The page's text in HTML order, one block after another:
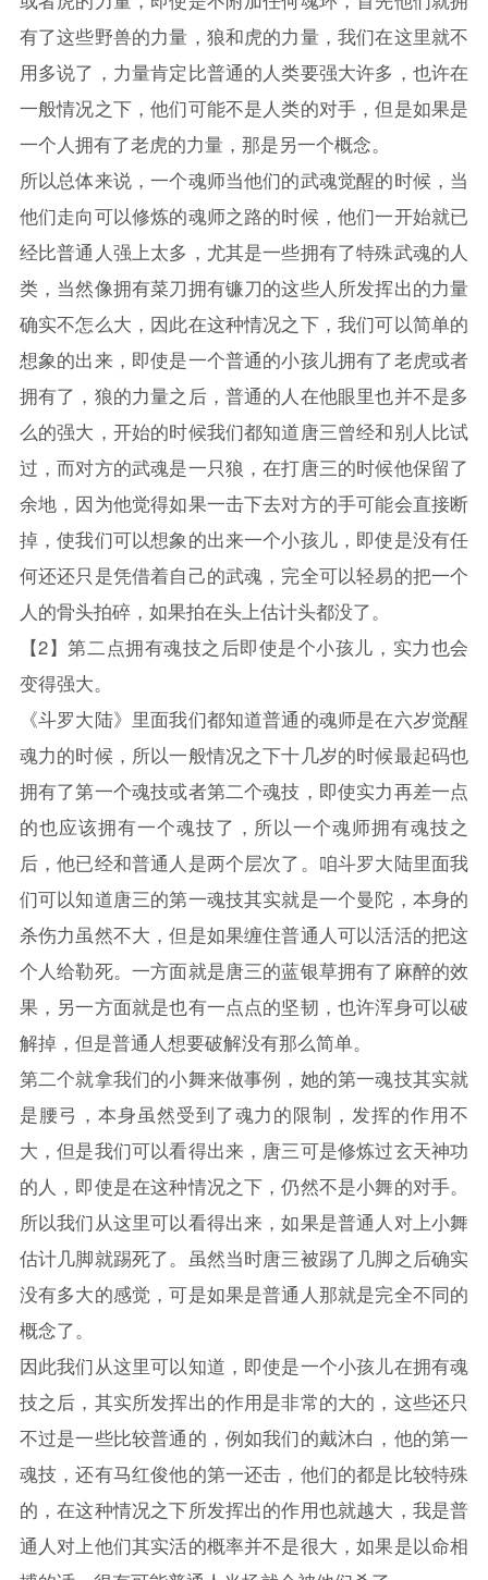
有了这些野兽的力量，狼和虎的力量，我们在这里就不
用多说了，力量肯定比普通的人类要强大许多，也许在
一般情况之下，他们可能不是人类的对手，但是如果是
一个人拥有了老虎的力量，那是另一个概念。
所以总体来说，一个魂师当他们的武魂觉醒的时候，当
他们走向可以修炼的魂师之路的时候，他们一开始就已
经比普通人强上太多，尤其是一些拥有了特殊武魂的人
类，当然像拥有菜刀拥有镰刀的这些人所发挥出的力量
确实不怎么大，因此在这种情况之下，我们可以简单的
想象的出来，即使是一个普通的小孩儿拥有了老虎或者
拥有了，狼的力量之后，普通的人在他眼里也并不是多
么的强大，开始的时候我们都知道唐三曾经和别人比试
过，而对方的武魂是一只狼，在打唐三的时候他保留了
余地，因为他觉得如果一击下去对方的手可能会直接断
掉，使我们可以想象的出来一个小孩儿，即使是没有任
何还还只是凭借着自己的武魂，完全可以轻易的把一个
人的骨头拍碎，如果拍在头上估计头都没了。
【2】第二点拥有魂技之后即使是个小孩儿，实力也会
变得强大。
《斗罗大陆》里面我们都知道普通的魂师是在六岁觉醒
魂力的时候，所以一般情况之下十几岁的时候最起码也
拥有了第一个魂技或者第二个魂技，即使实力再差一点
的也应该拥有一个魂技了，所以一个魂师拥有魂技之
后，他已经和普通人是两个层次了。咱斗罗大陆里面我
们可以知道唐三的第一魂技其实就是一个曼陀，本身的
杀伤力虽然不大，但是如果缠住普通人可以活活的把这
个人给勒死。一方面就是唐三的蓝银草拥有了麻醉的效
果，另一方面就是也有一点点的坚韧，也许浑身可以破
解掉，但是普通人想要破解没有那么简单。
第二个就拿我们的小舞来做事例，她的第一魂技其实就
是腰弓，本身虽然受到了魂力的限制，发挥的作用不
大，但是我们可以看得出来，唐三可是修炼过玄天神功
的人，即使是在这种情况之下，仍然不是小舞的对手。
所以我们从这里可以看得出来，如果是普通人对上小舞
估计几脚就踢死了。虽然当时唐三被踢了几脚之后确实
没有多大的感觉，可是如果是普通人那就是完全不同的
概念了。
因此我们从这里可以知道，即使是一个小孩儿在拥有魂
技之后，其实所发挥出的作用是非常的大的，这些还只
不过是一些比较普通的，例如我们的戴沐白，他的第一
魂技，还有马红俊他的第一还击，他们的都是比较特殊
的，在这种情况之下所发挥出的作用也就越大，我是普
通人对上他们其实活的概率并不是很大，如果是以命相